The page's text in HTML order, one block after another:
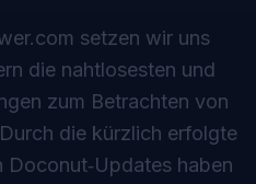
setzen wir uns
die nahtlosesten und
zum Betrachten von
die kürzlich erfolgte
Doconut‑Updates haben